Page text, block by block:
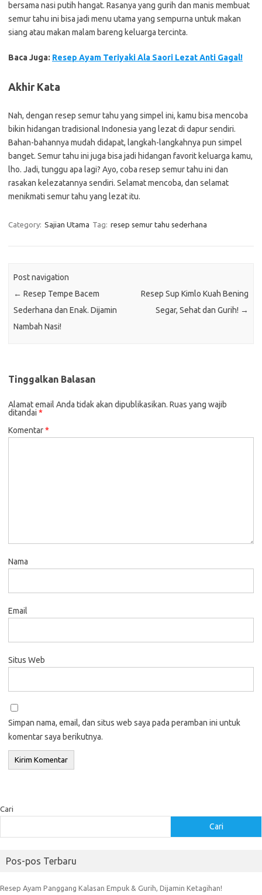
bersama nasi putih hangat. Rasanya yang gurih dan manis membuat
semur tahu ini bisa jadi menu utama yang sempurna untuk makan
siang atau makan malam bareng keluarga tercinta.
Baca Juga: Resep Ayam Teriyaki Ala Saori Lezat Anti Gagal!
Akhir Kata
Nah, dengan resep semur tahu yang simpel ini, kamu bisa mencoba
bikin hidangan tradisional Indonesia yang lezat di dapur sendiri.
Bahan-bahannya mudah didapat, langkah-langkahnya pun simpel
banget. Semur tahu ini juga bisa jadi hidangan favorit keluarga kamu,
lho. Jadi, tunggu apa lagi? Ayo, coba resep semur tahu ini dan
rasakan kelezatannya sendiri. Selamat mencoba, dan selamat
menikmati semur tahu yang lezat itu.
Category: Sajian Utama Tag: resep semur tahu sederhana
Post navigation
← Resep Tempe Bacem
Sederhana dan Enak. Dijamin
Nambah Nasi!
Resep Sup Kimlo Kuah Bening
Segar, Sehat dan Gurih! →
Tinggalkan Balasan
Alamat email Anda tidak akan dipublikasikan. Ruas yang wajib
ditandai *
Komentar*
Nama
Email
Situs Web
Simpan nama, email, dan situs web saya pada peramban ini untuk
komentar saya berikutnya.
Cari
Cari
Pos-pos Terbaru
Resep Ayam Panggang Kalasan Empuk & Gurih, Dijamin Ketagihan!